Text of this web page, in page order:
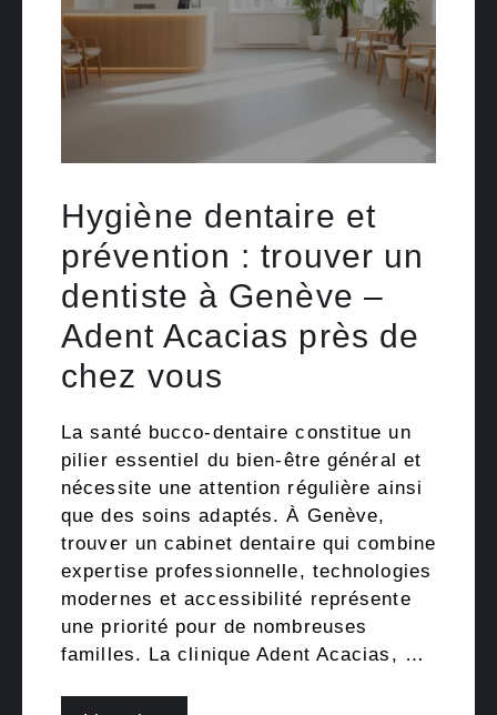
Hygiène dentaire et
prévention : trouver un
dentiste à Genève –
Adent Acacias près de
chez vous
La santé bucco-dentaire constitue un
pilier essentiel du bien-être général et
nécessite une attention régulière ainsi
que des soins adaptés. À Genève,
trouver un cabinet dentaire qui combine
expertise professionnelle, technologies
modernes et accessibilité représente
une priorité pour de nombreuses
familles. La clinique Adent Acacias, …